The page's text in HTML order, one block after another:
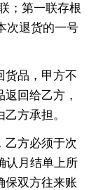
；第一联存根
次退货的一号
货品，甲方不
回给乙方，
方承担。
乙方必须于次
认月结单上所
保双方往来账